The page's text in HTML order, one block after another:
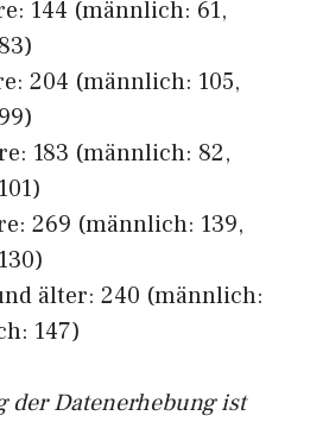
144 (männlich: 61,
204 (männlich: 105,
183 (männlich: 82,
269 (männlich: 139,
älter: 240 (männlich:
147)
der Datenerhebung ist